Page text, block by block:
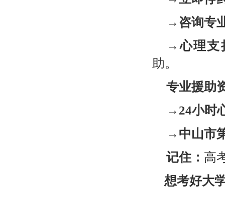
→咨询专
→心理支
助。
专业援助
→ 24小时
→中山市
记住： 高
想考好大